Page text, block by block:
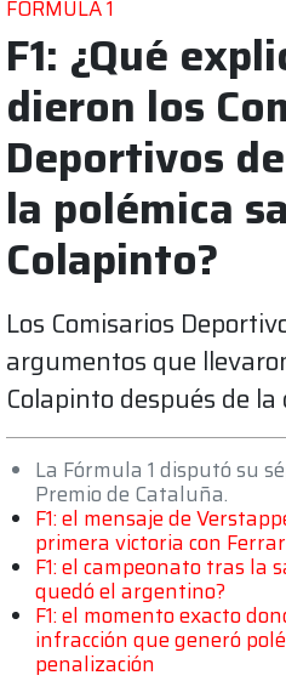
FÓRMULA 1
F1: ¿Qué
dieron los
Deportivos
la polémica
Colapinto?
Los Comisarios
argumentos que
Colapinto después de
La Fórmula 1 disputó su
Premio de Cataluña.
F1: el mensaje de
primera victoria con
F1: el campeonato tras la
quedó el argentino?
F1: el momento exacto
infracción que generó
penalización